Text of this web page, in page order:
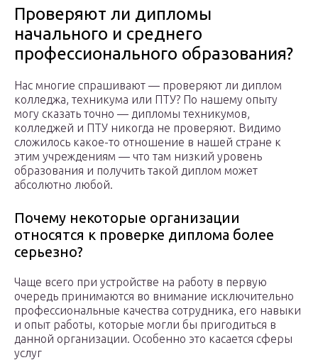
Проверяют ли дипломы
начального и среднего
профессионального образования?
Нас многие спрашивают — проверяют ли диплом
колледжа, техникума или ПТУ? По нашему опыту
могу сказать точно — дипломы техникумов,
колледжей и ПТУ никогда не проверяют. Видимо
сложилось какое-то отношение в нашей стране к
этим учреждениям — что там низкий уровень
образования и получить такой диплом может
абсолютно любой.
Почему некоторые организации
относятся к проверке диплома более
серьезно?
Чаще всего при устройстве на работу в первую
очередь принимаются во внимание исключительно
профессиональные качества сотрудника, его навыки
и опыт работы, которые могли бы пригодиться в
данной организации. Особенно это касается сферы
услуг